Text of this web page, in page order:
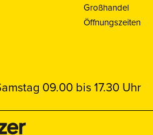
Großhandel
Öffnungszeiten
09.00 bis 17.30 Uhr